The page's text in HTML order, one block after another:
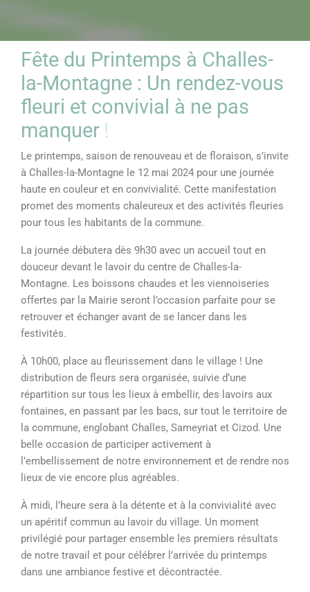
Fête du Printemps à Challes-
la-Montagne : Un rendez-vous
fleuri et convivial à ne pas
manquer !
Le printemps, saison de renouveau et de floraison, s’invite
à Challes-la-Montagne le 12 mai 2024 pour une journée
haute en couleur et en convivialité. Cette manifestation
promet des moments chaleureux et des activités fleuries
pour tous les habitants de la commune.
La journée débutera dès 9h30 avec un accueil tout en
douceur devant le lavoir du centre de Challes-la-
Montagne. Les boissons chaudes et les viennoiseries
offertes par la Mairie seront l’occasion parfaite pour se
retrouver et échanger avant de se lancer dans les
festivités.
À 10h00, place au fleurissement dans le village ! Une
distribution de fleurs sera organisée, suivie d’une
répartition sur tous les lieux à embellir, des lavoirs aux
fontaines, en passant par les bacs, sur tout le territoire de
la commune, englobant Challes, Sameyriat et Cizod. Une
belle occasion de participer activement à
l’embellissement de notre environnement et de rendre nos
lieux de vie encore plus agréables.
À midi, l’heure sera à la détente et à la convivialité avec
un apéritif commun au lavoir du village. Un moment
privilégié pour partager ensemble les premiers résultats
de notre travail et pour célébrer l’arrivée du printemps
dans une ambiance festive et décontractée.